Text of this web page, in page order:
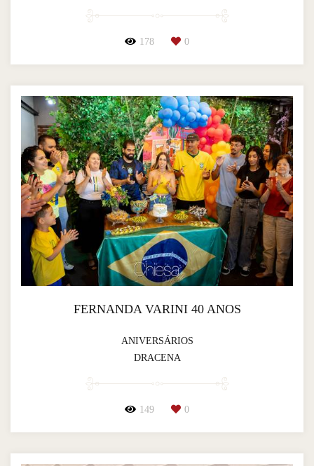
178 0
FERNANDA VARINI 40 ANOS
ANIVERSÁRIOS
DRACENA
149 0